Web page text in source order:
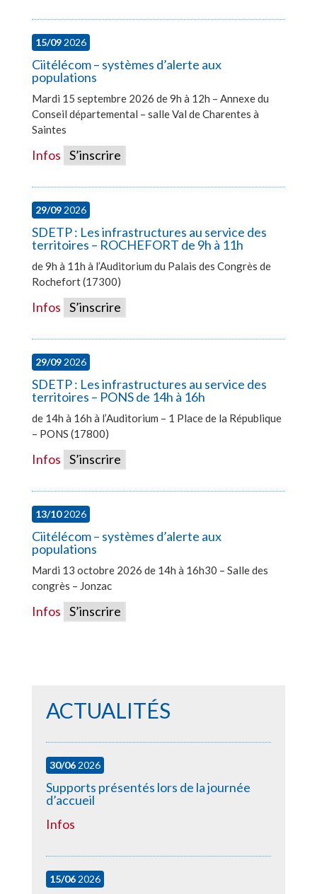
15/092026
Ciitélécom – systèmes d’alerte aux
populations
Mardi 15 septembre 2026 de 9h à 12h – Annexe du
Conseil départemental – salle Val de Charentes à
Saintes
Infos S’inscrire
29/092026
SDETP : Les infrastructures au service des
territoires – ROCHEFORT de 9h à 11h
de 9h à 11h à l’Auditorium du Palais des Congrès de
Rochefort (17300)
Infos S’inscrire
29/092026
SDETP : Les infrastructures au service des
territoires – PONS de 14h à 16h
de 14h à 16h à l’Auditorium – 1 Place de la République
– PONS (17800)
Infos S’inscrire
13/102026
Ciitélécom – systèmes d’alerte aux
populations
Mardi 13 octobre 2026 de 14h à 16h30 – Salle des
congrès – Jonzac
Infos S’inscrire
ACTUALITÉS
30/062026
Supports présentés lors de la journée
d’accueil
Infos
15/062026